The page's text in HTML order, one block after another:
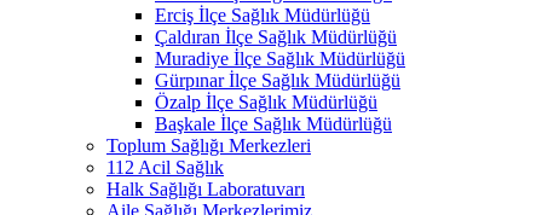
Erciş İlçe Sağlık Müdürlüğü
Çaldıran İlçe Sağlık Müdürlüğü
Muradiye İlçe Sağlık Müdürlüğü
Gürpınar İlçe Sağlık Müdürlüğü
Özalp İlçe Sağlık Müdürlüğü
Başkale İlçe Sağlık Müdürlüğü
Toplum Sağlığı Merkezleri
112 Acil Sağlık
Halk Sağlığı Laboratuvarı
Aile Sağlığı Merkezlerimiz